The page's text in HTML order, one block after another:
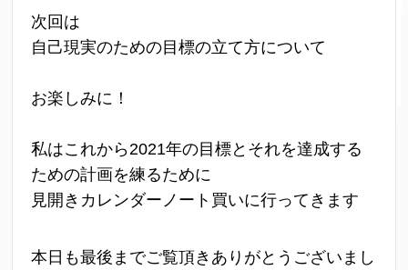
次回は
自己現実のための目標の立て方について
お楽しみに！
私はこれから2021年の目標とそれを達成する
ための計画を練るために
見開きカレンダーノート買いに行ってきます
本日も最後までご覧頂きありがとうございまし